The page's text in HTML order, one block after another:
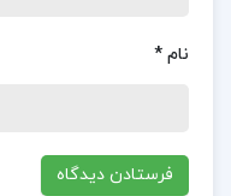
فصل هفتم:
کتاب ریاضی عمومی ۱ کرایه چیان دست دوم
نام *